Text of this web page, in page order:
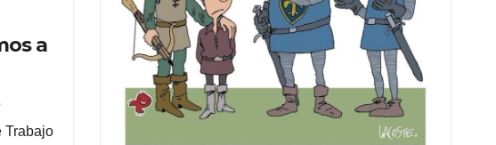
a
Trabajo